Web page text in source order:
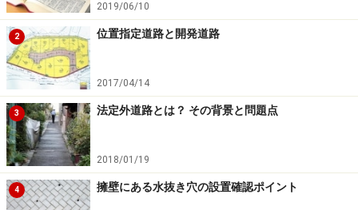
2019/06/10
2 位置指定道路と開発道路
2017/04/14
3 法定外道路とは？ その背景と問題点
2018/01/19
4 擁壁にある水抜き穴の設置確認ポイント